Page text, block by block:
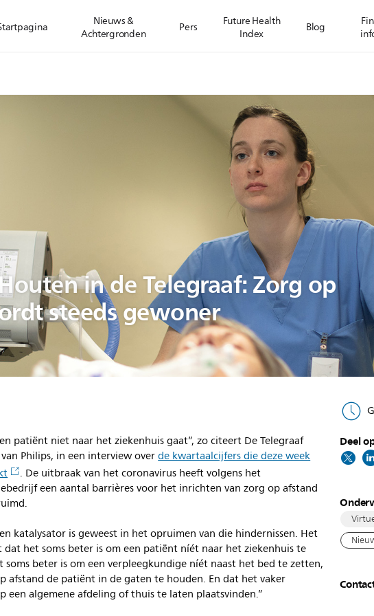
Nieuws &
Achtergronden
Pers
Future Health
Index
Blog
in de Telegraaf: Zorg op
steeds gewoner
patiënt niet naar het ziekenhuis gaat”, zo citeert De Telegraaf
Philips, in een interview overde kwartaalcijfers die deze week
. De uitbraak van het coronavirus heeft volgens het
een aantal barrières voor het inrichten van zorg op afstand
katalysator is geweest in het opruimen van die hindernissen. Het
het soms beter is om een patiënt níét naar het ziekenhuis te
beter is om een verpleegkundige níét naast het bed te zetten,
afstand de patiënt in de gaten te houden. En dat het vaker
een algemene afdeling of thuis te laten plaatsvinden.”
Deel